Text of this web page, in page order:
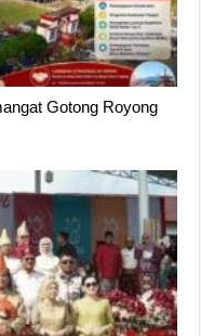
Gotong Royong